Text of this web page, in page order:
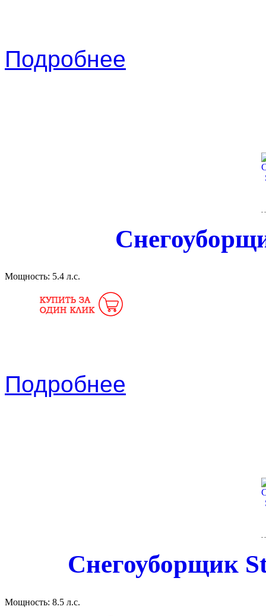
Подробнее
Мощность: 5.4 л.с.
Подробнее
Снегоуборщик
Мощность: 8.5 л.с.